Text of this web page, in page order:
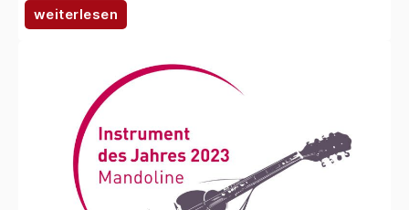
weiterlesen
die
detlef
tewes
seit
25 jahren
verbunden